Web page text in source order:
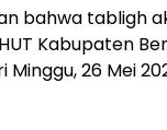
bahwa tabligh
Kabupaten
26 Mei